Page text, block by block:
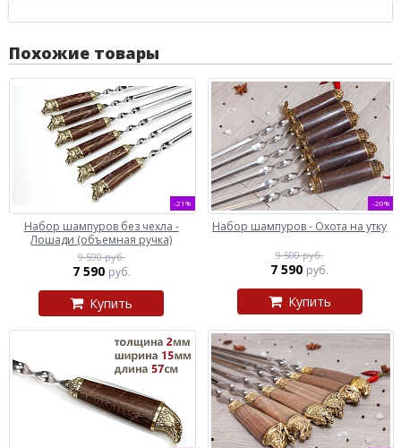
Похожие товары
-21%
Набор шампуров без чехла -
Лошади (объемная ручка)
9 590 руб.
7 590 руб.
Купить
-20%
Набор шампуров - Охота на утку
9 500 руб.
7 590 руб.
Купить